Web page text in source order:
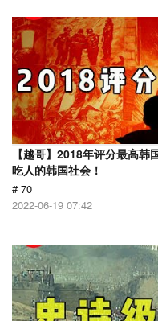
【越哥】2018年评分最高
吃人的韩国社会！
# 70
2022-06-19 07:42